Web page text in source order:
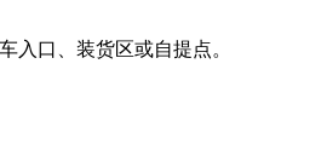
入口、装货区或自提点。